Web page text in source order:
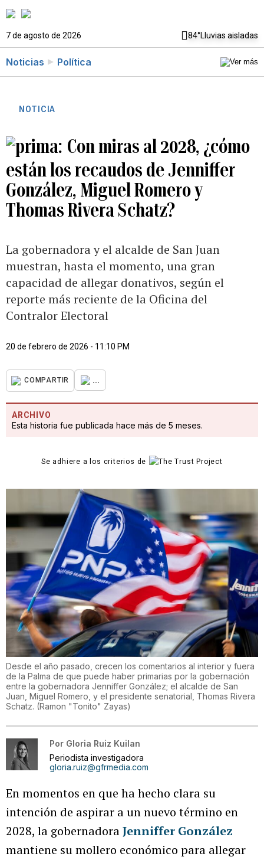
7 de agosto de 2026 84°Lluvias aisladas
Noticias Política
NOTICIA
Con miras al 2028, ¿cómo
están los recaudos de Jenniffer
González, Miguel Romero y
Thomas Rivera Schatz?
La gobernadora y el alcalde de San Juan
muestran, hasta el momento, una gran
capacidad de allegar donativos, según el
reporte más reciente de la Oficina del
Contralor Electoral
20 de febrero de 2026 - 11:10 PM
COMPARTIR ...
ARCHIVO
Esta historia fue publicada hace más de 5 meses.
Se adhiere a los criterios de
Desde el año pasado, crecen los comentarios al interior y fuera
de la Palma de que puede haber primarias por la gobernación
entre la gobernadora Jenniffer González; el alcalde de San
Juan, Miguel Romero, y el presidente senatorial, Thomas Rivera
Schatz. (Ramon "Tonito" Zayas)
Por Gloria Ruiz Kuilan
Periodista investigadora
gloria.ruiz@gfrmedia.com
En momentos en que ha hecho clara su
intención de aspirar a un nuevo término en
2028, la gobernadoraJenniffer González
mantiene su mollero económico para allegar